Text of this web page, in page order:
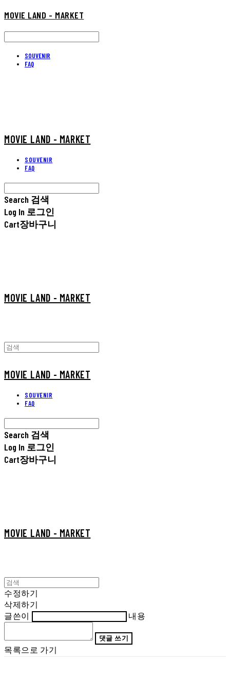
MOVIE LAND - MARKET
SOUVENIR
FAQ
MOVIE LAND - MARKET
SOUVENIR
FAQ
Search 검색
Log In 로그인
Cart장바구니
MOVIE LAND - MARKET
MOVIE LAND - MARKET
SOUVENIR
FAQ
Search 검색
Log In 로그인
Cart장바구니
MOVIE LAND - MARKET
수정하기
삭제하기
글쓴이
내용
댓글 쓰기
목록으로 가기